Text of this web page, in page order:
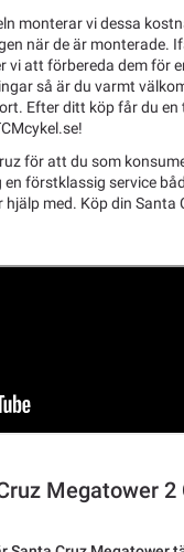
monterar vi dessa
när de är monterade.
vi att förbereda dem för
så är du varmt
Efter ditt köp får du
för att du som
förstklassig service
med. Köp din Santa
Megatower 2